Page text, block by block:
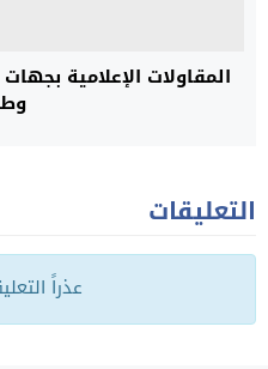
المقاولات الإعلامية
التعليقات
عذراً